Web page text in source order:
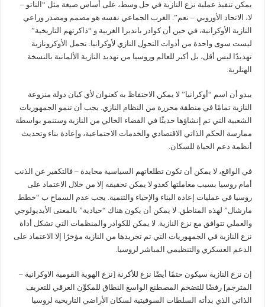
يمكن تنفيذ عملية نزع النازية في حل وسط، على أساس صيغة مثل “الناتو –
لا، الاتحاد الأوروبي – نعم”. الغرب الجماعي نفسه هو مصمم ومصدر وراعي
النازية الأوكرانية، في حين أن كوادر بانديرا الغربية و “ذاكرتهم التاريخية”
ليست سوى واحدة من أدوات التحول النازي لأوكرانيا. تحمل الأوكرونازية
تهديدًا ليس أقل، بل أكبر للعالم وروسيا من تهديد النازية الألمانية بالنسخة
الهتلرية.
يبدو أن اسم “أوكرانيا” لا يمكن الاحتفاظ به كعنوان لأي كيان دولة منزوعة
النازية تمامًا في منطقة محررة من النظام النازي. يجب أن تنمو الجمهوريات
الشعبية التي تم إنشاؤها حديثًا في الفضاء الخالي من النازية وستنمو بواسطة
ممارسة الحكم الذاتي الاقتصادي والخدمات الاجتماعية، وإعادة بناء وتحديث
أنظمة دعم الحياة للسكان.
في الواقع، لا يمكن أن تكون تطلعاتهم السياسية محايدة – فالتكفير عن الذنب
أمام روسيا بسبب معاملتها كعدو لا يمكن تحقيقه إلا من خلال الاعتماد على
روسيا في عمليات إعادة البناء والإحياء والتنمية. يجب عدم السماح ب “خطط
مارشال” لهذه المناطق. لا يمكن أن يكون هناك “حيادية” بالمعنى الأيديولوجي
والعملي تتوافق مع نزع النازية. لا يمكن للكوادر والمنظمات التي تشكل أداة
نزع النازية في الجمهوريات التي تم تجريدها من النازية مؤخرًا إلا الاعتماد على
الدعم العسكري والتنظيمي المباشر لروسيا.
إن نزع النازية سيكون حتمًا أيضًا نزع للأكرنة [نزع الهوية القومية الاوكرانية –
المترجم] رفضًا للتضخم المصطنع الواسع النطاق للمكوِّن العرقي للتعريف
الذاتي الذي بدأته السلطات السوفيتية لسكان الأراضي التاريخية لروسيا